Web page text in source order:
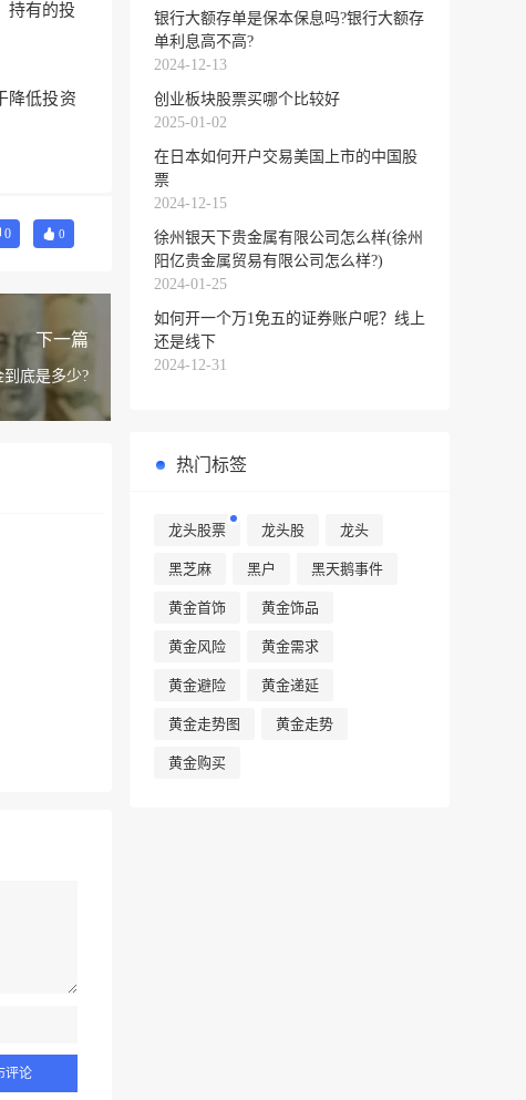
持有的投
降低投资
0 0
下一篇
底是多少?
银行大额存单是保本保息吗?银行大额存
单利息高不高?
2024-12-13
创业板块股票买哪个比较好
2025-01-02
在日本如何开户交易美国上市的中国股
票
2024-12-15
徐州银天下贵金属有限公司怎么样(徐州
阳亿贵金属贸易有限公司怎么样?)
2024-01-25
如何开一个万1免五的证券账户呢？线上
还是线下
2024-12-31
热门标签
龙头股票 龙头股 龙头
黑芝麻 黑户 黑天鹅事件
黄金首饰 黄金饰品
黄金风险 黄金需求
黄金避险 黄金递延
黄金走势图 黄金走势
黄金购买